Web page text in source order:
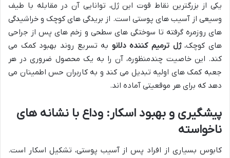
یکی از بزرگترین نقاط قوت این ژل، توانایی آن در مقابله با طیف
وسیعی از آسیب های پوستی است. از بریدگی های کوچک و خراشیدگی
های روزمره گرفته تا سوختگی های سطحی و زخم های پس از جراحی
های کوچک،ژل ترمیم کننده دلانو به تسریع روند بهبود کمک می
کند. این خاصیت چندمنظوره، آن را به یک محصول ضروری در هر
جعبه کمک های اولیه تبدیل می کند و به کاربران حس اطمینان می
دهد که برای هر موقعیتی آماده اند.
پیشگیری و بهبود اسکار: وداع با نشانه های
ناخواسته
کابوس بسیاری از افراد پس از آسیب پوستی، تشکیل اسکار است.